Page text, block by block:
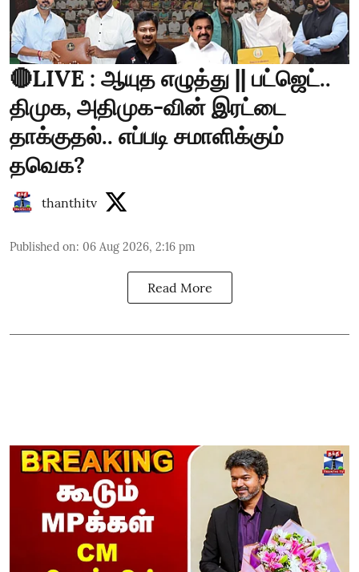
🔴LIVE : ஆயுத எழுத்து || பட்ஜெட்..
திமுக, அதிமுக-வின் இரட்டை
தாக்குதல்.. எப்படி சமாளிக்கும்
தவெக?
thanthitv
Published on: 06 Aug 2026, 2:16 pm
Read More